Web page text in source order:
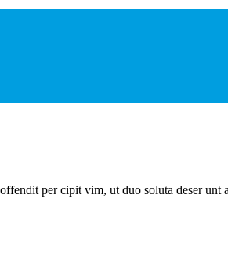
per cipit vim, ut duo soluta deser unt